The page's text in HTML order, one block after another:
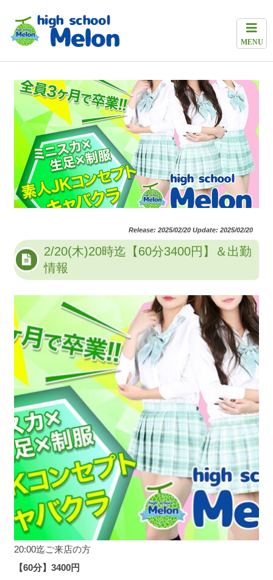
MENU
Release: 2025/02/20 Update: 2025/02/20
2/20(木)20時迄【60分3400円】＆出勤
情報
20:00迄ご来店の方
【60分】3400円